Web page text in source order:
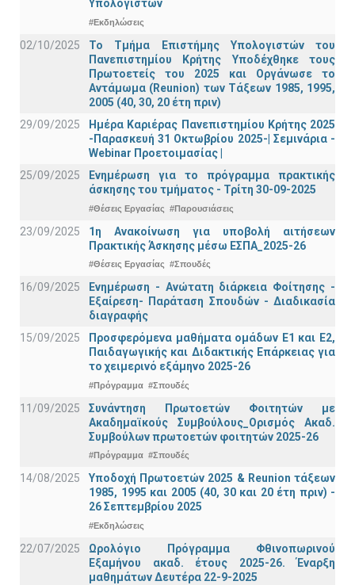
Υπολογιστών
#Εκδηλώσεις
02/10/2025
Το Τμήμα Επιστήμης Υπολογιστών του
Πανεπιστημίου Κρήτης Υποδέχθηκε τους
Πρωτοετείς του 2025 και Οργάνωσε το
Αντάμωμα (Reunion) των Τάξεων 1985, 1995,
2005 (40, 30, 20 έτη πριν)
29/09/2025
Ημέρα Καριέρας Πανεπιστημίου Κρήτης 2025
-Παρασκευή 31 Οκτωβρίου 2025-| Σεμινάρια -
Webinar Προετοιμασίας |
25/09/2025
Ενημέρωση για το πρόγραμμα πρακτικής
άσκησης του τμήματος - Τρίτη 30-09-2025
#Θέσεις Εργασίας #Παρουσιάσεις
23/09/2025
1η Ανακοίνωση για υποβολή αιτήσεων
Πρακτικής Άσκησης μέσω ΕΣΠΑ_2025-26
#Θέσεις Εργασίας #Σπουδές
16/09/2025
Ενημέρωση - Ανώτατη διάρκεια Φοίτησης -
Εξαίρεση- Παράταση Σπουδών - Διαδικασία
διαγραφής
15/09/2025
Προσφερόμενα μαθήματα ομάδων Ε1 και Ε2,
Παιδαγωγικής και Διδακτικής Επάρκειας για
το χειμερινό εξάμηνο 2025-26
#Πρόγραμμα #Σπουδές
11/09/2025
Συνάντηση Πρωτοετών Φοιτητών με
Ακαδημαϊκούς Συμβούλους_Ορισμός Ακαδ.
Συμβούλων πρωτοετών φοιτητών 2025-26
#Πρόγραμμα #Σπουδές
14/08/2025
Υποδοχή Πρωτοετών 2025 & Reunion τάξεων
1985, 1995 και 2005 (40, 30 και 20 έτη πριν) -
26 Σεπτεμβρίου 2025
#Εκδηλώσεις
22/07/2025
Ωρολόγιο Πρόγραμμα Φθινοπωρινού
Εξαμήνου ακαδ. έτους 2025-26. Έναρξη
μαθημάτων Δευτέρα 22-9-2025